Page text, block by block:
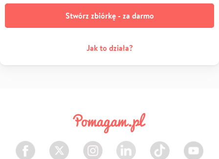
Stwórz zbiórkę - za darmo
Jak to działa?
Facebook Twitter Instagram LinkedIn TikTok Youtube